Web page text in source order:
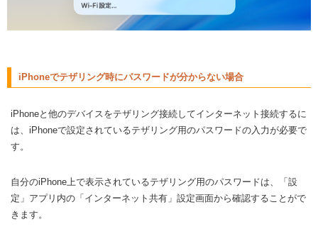
iPhoneでテザリング時にパスワードが分からない場合
iPhoneと他のデバイスをテザリング接続してインターネット接続するに
は、iPhoneで設定されているテザリング用のパスワードの入力が必要で
す。
自分のiPhone上で表示されているテザリング用のパスワードは、「設
定」アプリ内の「インターネット共有」設定画面から確認することがで
きます。